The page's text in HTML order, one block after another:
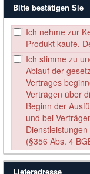
Bitte bestätigen Sie
Ich nehme zur
Produkt kaufe.
Ich stimme zu
Ablauf der
Vertrages
Verträgen über
Beginn der
und bei
(§356 Abs. 4
Lieferadresse